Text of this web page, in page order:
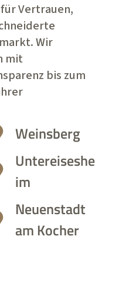
Vertrauen,
Wir
mit
bis zum
Weinsberg
Untereiseshe
im
Neuenstadt
am Kocher